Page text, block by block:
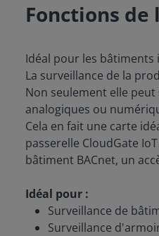
Fonctions
Idéal pour les
La surveillance de la
Non seulement elle
analogiques ou
Cela en fait une carte
passerelle CloudGate
bâtiment BACnet, un
Idéal pour :
Surveillance de
Surveillance